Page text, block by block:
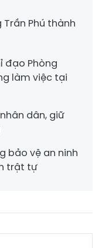
Phú thành
đạo Phòng
làm việc tại
dân, giữ
bảo vệ an ninh
trật tự